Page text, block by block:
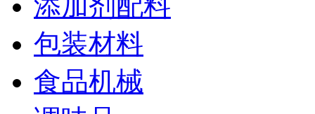
包装材料
食品机械